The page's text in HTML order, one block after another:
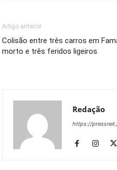
Artigo anterior
Colisão entre três carros em
morto e três feridos ligeiros
Redação
https://